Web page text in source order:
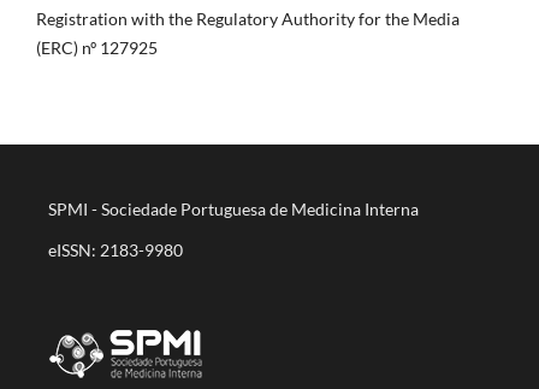
Registration with the Regulatory Authority for the Media
(ERC) nº 127925
SPMI - Sociedade Portuguesa de Medicina Interna
eISSN: 2183-9980